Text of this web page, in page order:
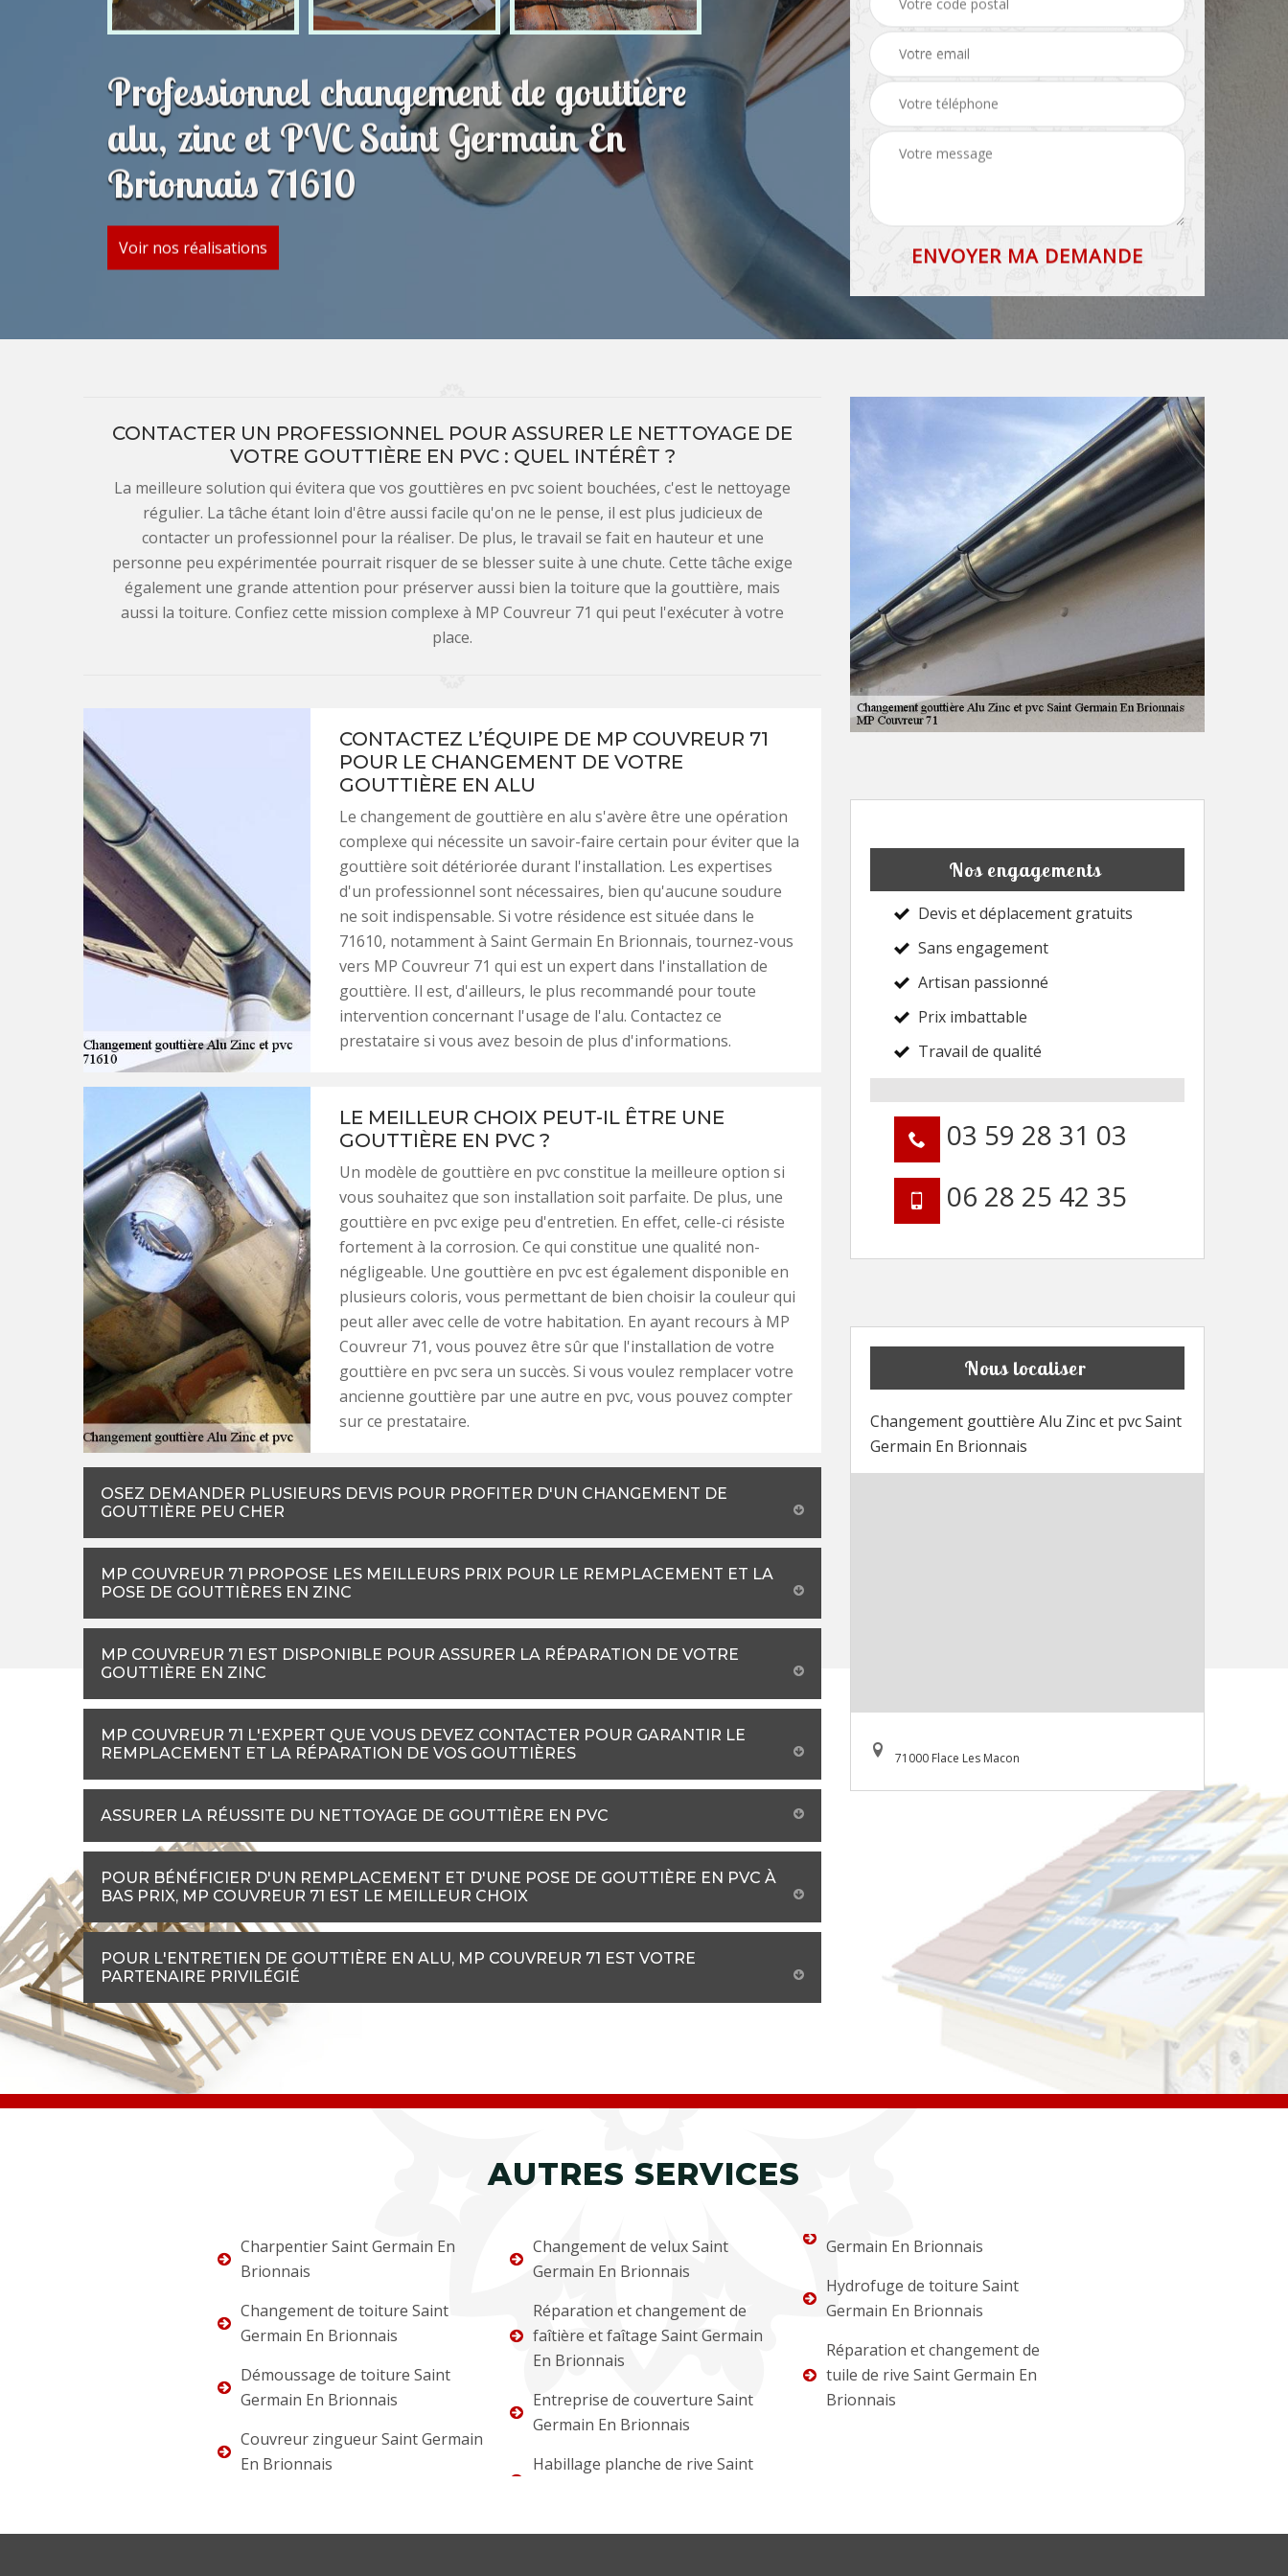
Professionnel changement de gouttière
alu, zinc et PVC Saint Germain En
Brionnais 71610
Voir nos réalisations
CONTACTER UN PROFESSIONNEL POUR ASSURER LE NETTOYAGE DE
VOTRE GOUTTIÈRE EN PVC : QUEL INTÉRÊT ?
La meilleure solution qui évitera que vos gouttières en pvc soient bouchées, c'est le nettoyage
régulier. La tâche étant loin d'être aussi facile qu'on ne le pense, il est plus judicieux de
contacter un professionnel pour la réaliser. De plus, le travail se fait en hauteur et une
personne peu expérimentée pourrait risquer de se blesser suite à une chute. Cette tâche exige
également une grande attention pour préserver aussi bien la toiture que la gouttière, mais
aussi la toiture. Confiez cette mission complexe à MP Couvreur 71 qui peut l'exécuter à votre
place.
CONTACTEZ L’ÉQUIPE DE MP COUVREUR 71
POUR LE CHANGEMENT DE VOTRE
GOUTTIÈRE EN ALU
Le changement de gouttière en alu s'avère être une opération
complexe qui nécessite un savoir-faire certain pour éviter que la
gouttière soit détériorée durant l'installation. Les expertises
d'un professionnel sont nécessaires, bien qu'aucune soudure
ne soit indispensable. Si votre résidence est située dans le
71610, notamment à Saint Germain En Brionnais, tournez-vous
vers MP Couvreur 71 qui est un expert dans l'installation de
gouttière. Il est, d'ailleurs, le plus recommandé pour toute
intervention concernant l'usage de l'alu. Contactez ce
prestataire si vous avez besoin de plus d'informations.
LE MEILLEUR CHOIX PEUT-IL ÊTRE UNE
GOUTTIÈRE EN PVC ?
Un modèle de gouttière en pvc constitue la meilleure option si
vous souhaitez que son installation soit parfaite. De plus, une
gouttière en pvc exige peu d'entretien. En effet, celle-ci résiste
fortement à la corrosion. Ce qui constitue une qualité non-
négligeable. Une gouttière en pvc est également disponible en
plusieurs coloris, vous permettant de bien choisir la couleur qui
peut aller avec celle de votre habitation. En ayant recours à MP
Couvreur 71, vous pouvez être sûr que l'installation de votre
gouttière en pvc sera un succès. Si vous voulez remplacer votre
ancienne gouttière par une autre en pvc, vous pouvez compter
sur ce prestataire.
OSEZ DEMANDER PLUSIEURS DEVIS POUR PROFITER D'UN CHANGEMENT DE
GOUTTIÈRE PEU CHER
MP COUVREUR 71 PROPOSE LES MEILLEURS PRIX POUR LE REMPLACEMENT ET LA
POSE DE GOUTTIÈRES EN ZINC
MP COUVREUR 71 EST DISPONIBLE POUR ASSURER LA RÉPARATION DE VOTRE
GOUTTIÈRE EN ZINC
MP COUVREUR 71 L'EXPERT QUE VOUS DEVEZ CONTACTER POUR GARANTIR LE
REMPLACEMENT ET LA RÉPARATION DE VOS GOUTTIÈRES
ASSURER LA RÉUSSITE DU NETTOYAGE DE GOUTTIÈRE EN PVC
POUR BÉNÉFICIER D'UN REMPLACEMENT ET D'UNE POSE DE GOUTTIÈRE EN PVC À
BAS PRIX, MP COUVREUR 71 EST LE MEILLEUR CHOIX
POUR L'ENTRETIEN DE GOUTTIÈRE EN ALU, MP COUVREUR 71 EST VOTRE
PARTENAIRE PRIVILÉGIÉ
Nos engagements
Devis et déplacement gratuits
Sans engagement
Artisan passionné
Prix imbattable
Travail de qualité
03 59 28 31 03
06 28 25 42 35
Nous localiser
Changement gouttière Alu Zinc et pvc Saint
Germain En Brionnais
71000 Flace Les Macon
AUTRES SERVICES
Charpentier Saint Germain En
Brionnais
Changement de toiture Saint
Germain En Brionnais
Démoussage de toiture Saint
Germain En Brionnais
Couvreur zingueur Saint Germain
En Brionnais
Changement de velux Saint
Germain En Brionnais
Réparation et changement de
faîtière et faîtage Saint Germain
En Brionnais
Entreprise de couverture Saint
Germain En Brionnais
Habillage planche de rive Saint
Germain En Brionnais
Hydrofuge de toiture Saint
Germain En Brionnais
Réparation et changement de
tuile de rive Saint Germain En
Brionnais